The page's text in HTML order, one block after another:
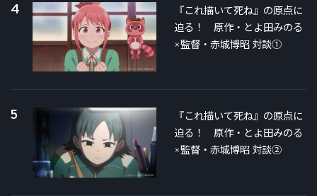
4
『これ描いて死ね』の原点に
迫る！ 原作・とよ田みのる
×監督・赤城博昭 対談①
5
『これ描いて死ね』の原点に
迫る！ 原作・とよ田みのる
×監督・赤城博昭 対談②